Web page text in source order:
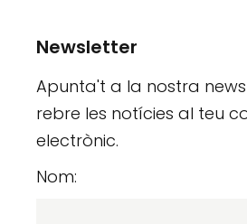
Newsletter
Apunta't a la nostra
rebre les notícies al teu
electrònic.
Nom: